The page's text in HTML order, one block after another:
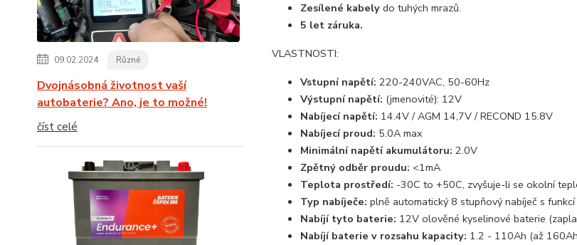
09.02.2024 Různé
Dvojnásobná životnost vaší
autobaterie? Ano, je to možné!
číst celé
Zesílené kabelydo tuhých mrazů.
5 let záruka.
VLASTNOSTI:
Vstupní napětí: 220-240VAC, 50-60Hz
Výstupní napětí: (jmenovité): 12V
Nabíjecí napětí: 14.4V / AGM 14,7V / RECOND 15.8V
Nabíjecí proud: 5.0A max
Minimální napětí akumulátoru: 2.0V
Zpětný odběr proudu: <1mA
Teplota prostředí: -30C to +50C, zvyšuje-li se okolní
Typ nabíječe: plně automatický 8 stupňový nabíječ s
Nabíjí tyto baterie: 12V olověné kyselinové baterie
Nabíjí baterie v rozsahu kapacity: 1.2 - 110Ah (až